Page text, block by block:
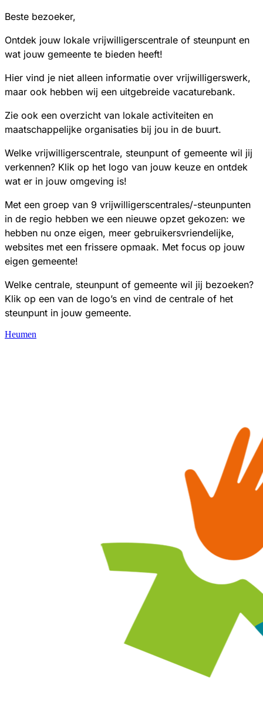
Beste bezoeker,
Ontdek jouw lokale vrijwilligerscentrale of steunpunt en
wat jouw gemeente te bieden heeft!
Hier vind je niet alleen informatie over vrijwilligerswerk,
maar ook hebben wij een uitgebreide vacaturebank.
Zie ook een overzicht van lokale activiteiten en
maatschappelijke organisaties bij jou in de buurt.
Welke vrijwilligerscentrale, steunpunt of gemeente wil jij
verkennen? Klik op het logo van jouw keuze en ontdek
wat er in jouw omgeving is!
Met een groep van 9 vrijwilligerscentrales/-steunpunten
in de regio hebben we een nieuwe opzet gekozen: we
hebben nu onze eigen, meer gebruikersvriendelijke,
websites met een frissere opmaak. Met focus op jouw
eigen gemeente!
Welke centrale, steunpunt of gemeente wil jij bezoeken?
Klik op een van de logo’s en vind de centrale of het
steunpunt in jouw gemeente.
Heumen